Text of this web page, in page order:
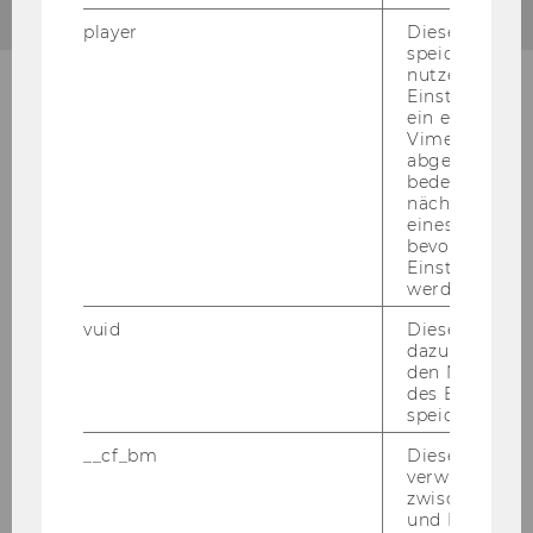
Wei­ter­füh­ren­de In­for­ma­tio­nen
player
Dieses Cookie
speichert
ein
Vimeo-Video
abgespielt
bedeutet,
nächsten
eines Vimeo-
bevorzugten
werden.
vuid
Dieser
dazu
den
des
speichern.
__cf_bm
Dieses
verwendet,
zwischen
und Bots zu